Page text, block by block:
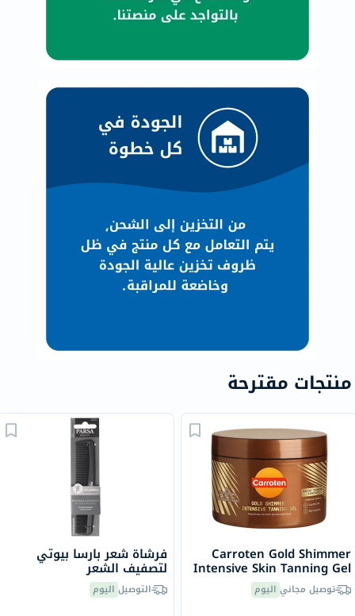
منتجات مقترحة
Carroten Gold Shimmer
Intensive Skin Tanning Gel
150mlتوصيل مجاني اليوم
فرشاة شعر بارسا بيوتي
لتصفيف الشعر
التوصيل اليوم